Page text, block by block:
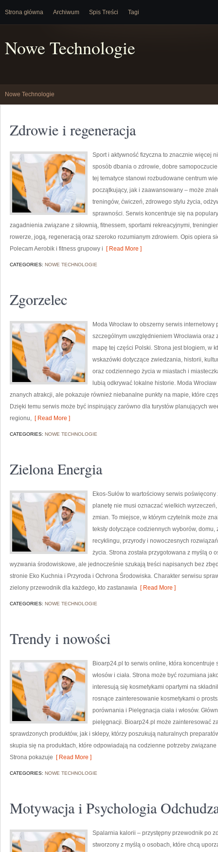
Strona główna Archiwum Spis Treści Tagi
Nowe Technologie
Nowe Technologie
Zdrowie i regeneracja
Sport i aktywność fizyczna to znacznie więcej
sposób dbania o zdrowie, dobre
tej tematyce stanowi rozbudowane centrum
początkujący, jak i zaawansowany – może
treningów, ćwiczeń, zdrowego stylu życia,
sprawności. Serwis koncentruje się na
zagadnienia związane z siłownią, fitnessem, sportami rekreacyjnymi,
rowerze, jogą, regeneracją oraz szeroko rozumianym zdrowiem. Opis opiera
Polecam Aerobik i fitness grupowy i [ Read More ]
CATEGORIES: NOWE TECHNOLOGIE
Zgorzelec
Moda Wrocław to obszerny serwis
szczególnym uwzględnieniem Wrocławia
mapę tej części Polski. Strona jest blogiem, w
wskazówki dotyczące zwiedzania, historii,
oraz codziennego życia w miastach i
lubią odkrywać lokalne historie. Moda
znanych atrakcji, ale pokazuje również niebanalne punkty na mapie, które
Dzięki temu serwis może być inspirujący zarówno dla turystów planujących
regionu, [ Read More ]
CATEGORIES: NOWE TECHNOLOGIE
Zielona Energia
Ekos-Sułów to wartościowy serwis
planetę nie musi oznaczać wielkich
zmian. To miejsce, w którym czytelnik może
teksty dotyczące codziennych wyborów,
recyklingu, przyrody i nowoczesnych
życia. Strona została przygotowana z myślą o
wyzwania środowiskowe, ale jednocześnie szukają treści napisanych bez
stronie Eko Kuchnia i Przyroda i Ochrona Środowiska. Charakter serwisu
zielony przewodnik dla każdego, kto zastanawia [ Read More ]
CATEGORIES: NOWE TECHNOLOGIE
Trendy i nowości
Bioarp24.pl to serwis online, która koncentruje
włosów i ciała. Strona może być rozumiana
interesują się kosmetykami opartymi na
rosnące zainteresowanie kosmetykami o
porównania i Pielęgnacja ciała i włosów.
pielęgnacji. Bioarp24.pl może zainteresować
sprawdzonych produktów, jak i sklepy, którzy poszukują naturalnych
skupia się na produktach, które odpowiadają na codzienne potrzeby związane
Strona pokazuje [ Read More ]
CATEGORIES: NOWE TECHNOLOGIE
Motywacja i Psychologia
Spalarnia kalorii – przystępny przewodnik po
stworzony z myślą o osobach, które chcą